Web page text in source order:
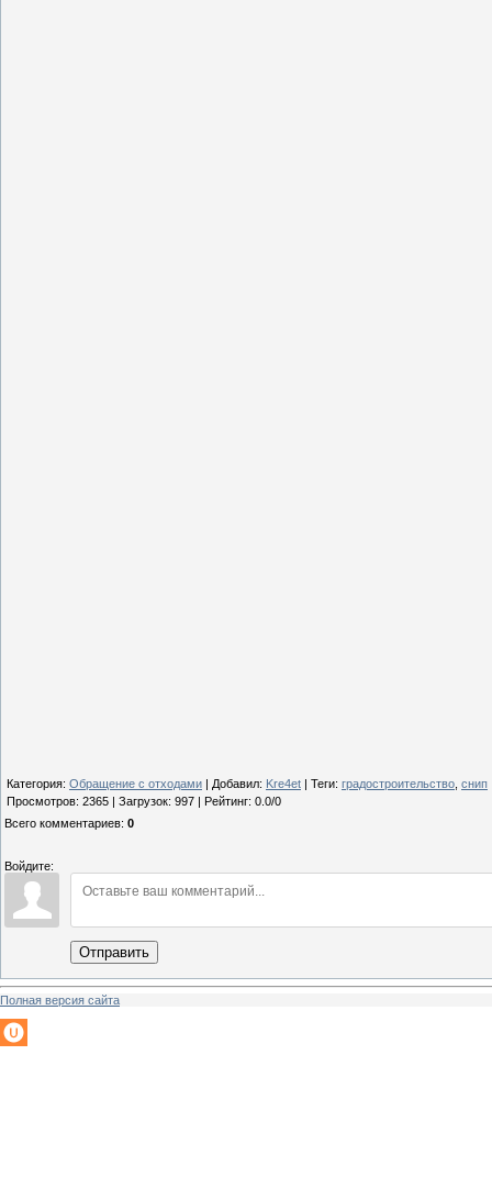
Категория: Обращение с отходами Добавил: Kre4et Теги: градостроительство снип
Просмотров: 2365 Загрузок: 997 Рейтинг: 0.0/0
Всего комментариев: 0
Войдите:
Отправить
Полная версия сайта